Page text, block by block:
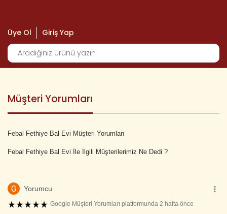
Üye Ol Giriş Yap
Müşteri Yorumları
Febal Fethiye Bal Evi Müşteri Yorumları
Febal Fethiye Bal Evi İle İlgili Müşterilerimiz Ne Dedi ?
G Yorumcu
Google Müşteri Yorumları platformunda 2 hafta önce